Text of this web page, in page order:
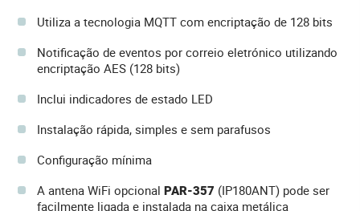
Utiliza a tecnologia MQTT com encriptação de 128 bits
Notificação de eventos por correio eletrónico utilizando
encriptação AES (128 bits)
Inclui indicadores de estado LED
Instalação rápida, simples e sem parafusos
Configuração mínima
A antena WiFi opcional PAR-357 (IP180ANT) pode ser
facilmente ligada e instalada na caixa metálica